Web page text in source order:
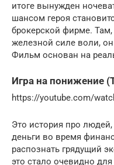
итоге вынужден
шансом героя
брокерской фирме. Там,
железной силе воли, он
Фильм основан на
Игра на понижение
https://youtube.com/
Это история про
деньги во время
распознать грядущий
это стало очевидно